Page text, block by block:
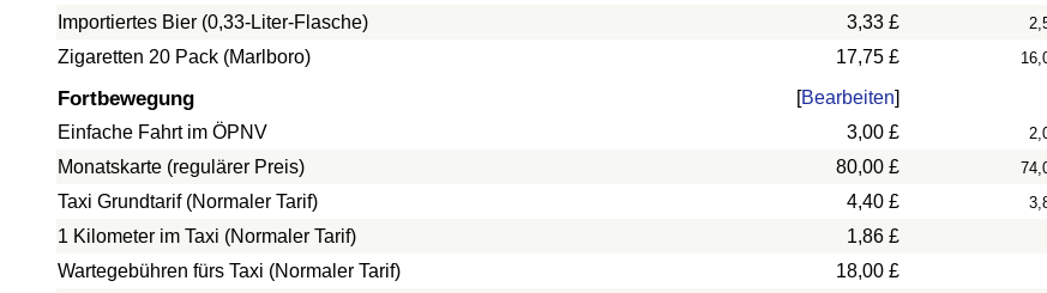
Importiertes Bier (0,33-Liter-Flasche) 3,33 £
Zigaretten 20 Pack (Marlboro) 17,75 £
Fortbewegung [Bearbeiten]
Einfache Fahrt im ÖPNV
3,00 £
Monatskarte (regulärer Preis) 80,00 £
Taxi Grundtarif (Normaler Tarif) 4,40 £
1 Kilometer im Taxi (Normaler Tarif)
1,86 £
Wartegebühren fürs Taxi (Normaler Tarif)
18,00 £